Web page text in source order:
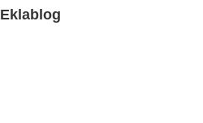
Article publié depuis Eklablog